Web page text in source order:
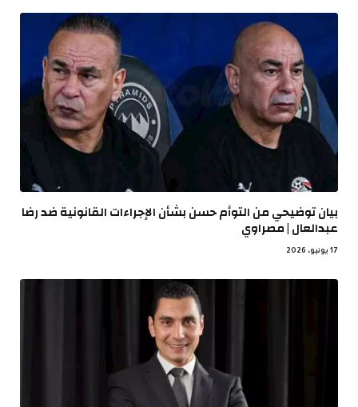
بيان توضيحي من التوأم حسن بشأن الإجراءات القانونية ضد رضا
عبدالعال | مصراوي
17 يونيو، 2026